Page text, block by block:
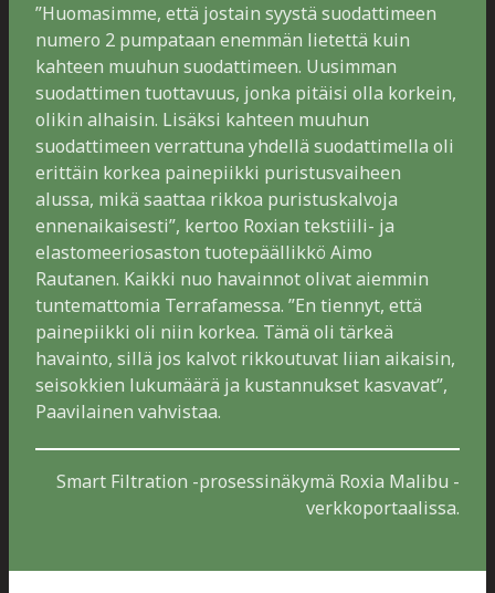
”Huomasimme, että jostain syystä suodattimeen
numero 2 pumpataan enemmän lietettä kuin
kahteen muuhun suodattimeen. Uusimman
suodattimen tuottavuus, jonka pitäisi olla korkein,
olikin alhaisin. Lisäksi kahteen muuhun
suodattimeen verrattuna yhdellä suodattimella oli
erittäin korkea painepiikki puristusvaiheen
alussa, mikä saattaa rikkoa puristuskalvoja
ennenaikaisesti”, kertoo Roxian tekstiili- ja
elastomeeriosaston tuotepäällikkö Aimo
Rautanen. Kaikki nuo havainnot olivat aiemmin
tuntemattomia Terrafamessa. ”En tiennyt, että
painepiikki oli niin korkea. Tämä oli tärkeä
havainto, sillä jos kalvot rikkoutuvat liian aikaisin,
seisokkien lukumäärä ja kustannukset kasvavat”,
Paavilainen vahvistaa.
Smart Filtration -prosessinäkymä Roxia Malibu -
verkkoportaalissa.